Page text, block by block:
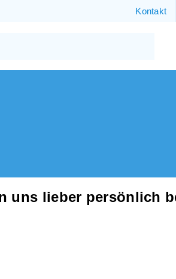
Kontakt
uns lieber persönlich